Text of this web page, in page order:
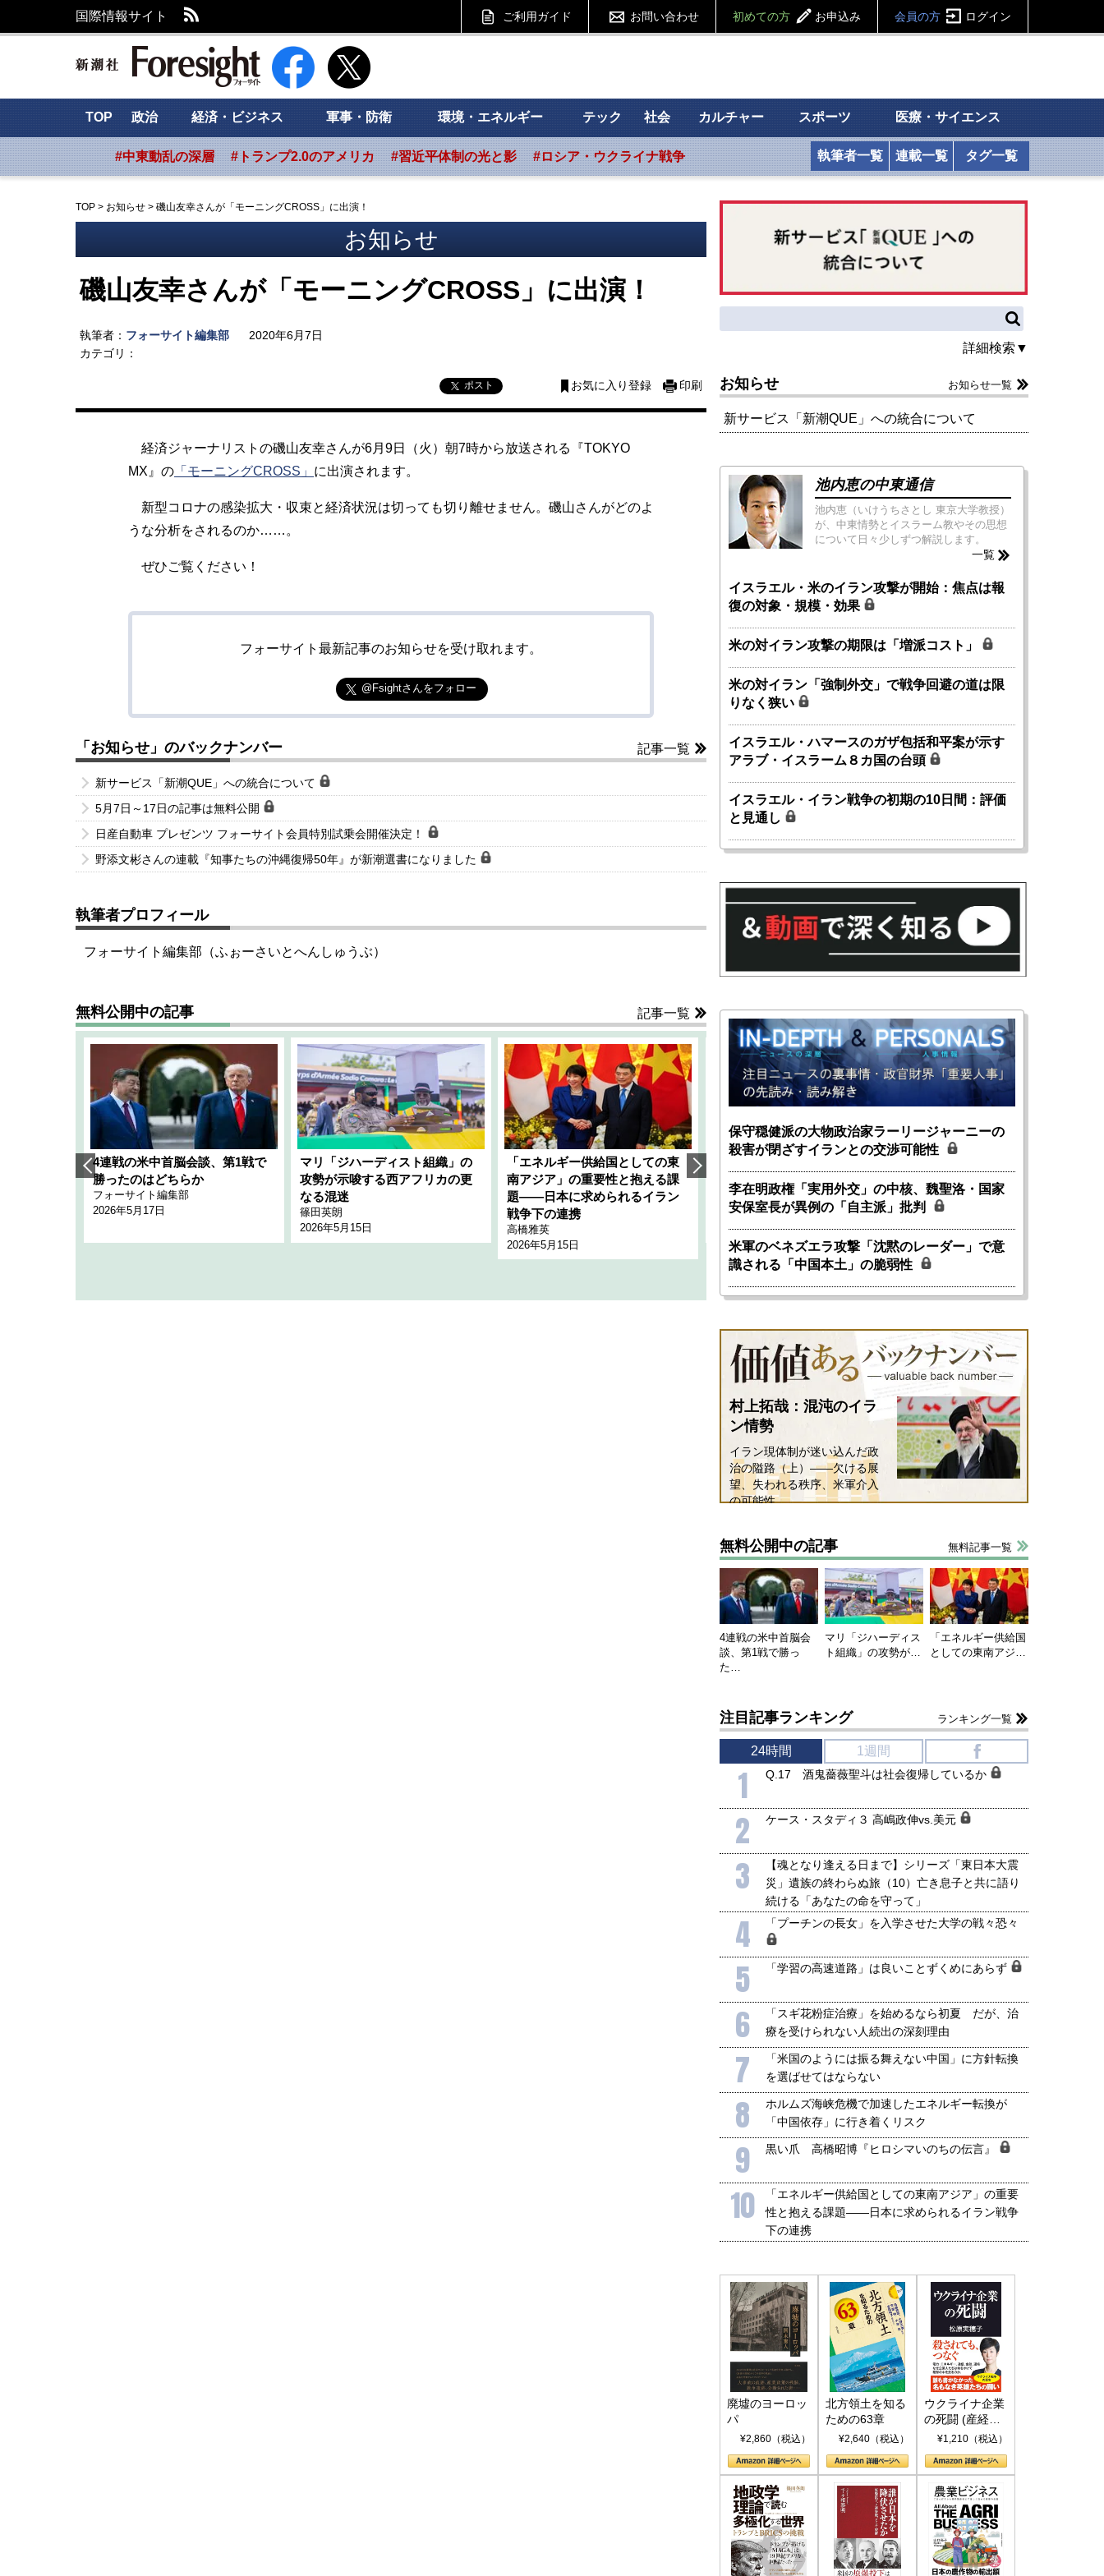
国際情報サイト ご利用ガイド お問い合わせ 初めての方 お申込み 会員の方 ログイン
新潮社 Foresight フォーサイト
TOP 政治 経済・ビジネス 軍事・防衛 環境・エネルギー テック 社会 カルチャー スポーツ 医療・サイエンス
#中東動乱の深層 #トランプ2.0のアメリカ #習近平体制の光と影 #ロシア・ウクライナ戦争 執筆者一覧 連載一覧 タグ一覧
TOP > お知らせ > 磯山友幸さんが「モーニングCROSS」に出演！
お知らせ
磯山友幸さんが「モーニングCROSS」に出演！
執筆者： フォーサイト編集部
2020年6月7日
カテゴリ：
ポスト お気に入り登録 印刷
経済ジャーナリストの磯山友幸さんが6月9日（火）朝7時から放送される『TOKYO
MX』の 「モーニングCROSS」 に出演されます。
新型コロナの感染拡大・収束と経済状況は切っても切り離せません。磯山さんがどのよ
うな分析をされるのか……。
ぜひご覧ください！
フォーサイト最新記事のお知らせを受け取れます。
@Fsightさんをフォロー
「お知らせ」のバックナンバー 記事一覧
新サービス「新潮QUE」への統合について
5月7日～17日の記事は無料公開
日産自動車 プレゼンツ フォーサイト会員特別試乗会開催決定！
野添文彬さんの連載『知事たちの沖縄復帰50年』が新潮選書になりました
執筆者プロフィール
フォーサイト編集部（ふぉーさいとへんしゅうぶ）
無料公開中の記事 記事一覧
4連戦の米中首脳会談、第1戦で
勝ったのはどちらか
フォーサイト編集部
2026年5月17日
マリ「ジハーディスト組織」の
攻勢が示唆する西アフリカの更
なる混迷
篠田英朗
2026年5月15日
「エネルギー供給国としての東
南アジア」の重要性と抱える課
題――日本に求められるイラン
戦争下の連携
高橋雅英
2026年5月15日
1905年体制」における日米韓安
全保障協力の意味
千々和泰明
2026年5月15日
ネルギー転換が「中国依存」に
行き着くリスク
小山堅
2026年5月14日
詳細検索▼
お知らせ お知らせ一覧
新サービス「新潮QUE」への統合について
池内恵の中東通信
池内恵（いけうちさとし 東京大学教授）
が、中東情勢とイスラーム教やその思想
について日々少しずつ解説します。
一覧
イスラエル・米のイラン攻撃が開始：焦点は報
復の対象・規模・効果
米の対イラン攻撃の期限は「増派コスト」
米の対イラン「強制外交」で戦争回避の道は限
りなく狭い
イスラエル・ハマースのガザ包括和平案が示す
アラブ・イスラーム８カ国の台頭
イスラエル・イラン戦争の初期の10日間：評価
と見通し
保守穏健派の大物政治家ラーリージャーニーの
殺害が閉ざすイランとの交渉可能性
李在明政権「実用外交」の中核、魏聖洛・国家
安保室長が異例の「自主派」批判
米軍のベネズエラ攻撃「沈黙のレーダー」で意
識される「中国本土」の脆弱性
村上拓哉：混沌のイラ
ン情勢
イラン現体制が迷い込んだ政
治の隘路（上）――欠ける展
望、失われる秩序、米軍介入
の可能性
無料公開中の記事 無料記事一覧
4連戦の米中首脳会
談、第1戦で勝っ
た…
マリ「ジハーディス
ト組織」の攻勢が…
「エネルギー供給国
としての東南アジ…
注目記事ランキング ランキング一覧
24時間 1週間
1 Q.17 酒鬼薔薇聖斗は社会復帰しているか
2 ケース・スタディ３ 高嶋政伸vs.美元
3
【魂となり逢える日まで】シリーズ「東日本大震
災」遺族の終わらぬ旅（10）亡き息子と共に語り
続ける「あなたの命を守って」
4 「プーチンの長女」を入学させた大学の戦々恐々
5 「学習の高速道路」は良いことずくめにあらず
6
「スギ花粉症治療」を始めるなら初夏 だが、治
療を受けられない人続出の深刻理由
7
「米国のようには振る舞えない中国」に方針転換
を選ばせてはならない
8
ホルムズ海峡危機で加速したエネルギー転換が
「中国依存」に行き着くリスク
9 黒い爪 高橋昭博『ヒロシマいのちの伝言』
10
「エネルギー供給国としての東南アジア」の重要
性と抱える課題――日本に求められるイラン戦争
下の連携
廃墟のヨーロッ
パ
¥2,860（税込）
北方領土を知る
ための63章
¥2,640（税込）
ウクライナ企業
の死闘 (産経セ
レクト S 039)
¥1,210（税込）